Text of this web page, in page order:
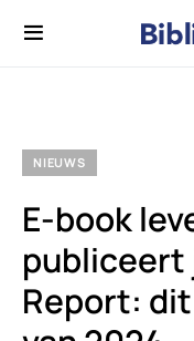
NIEUWS
E-book
publiceert
Report: